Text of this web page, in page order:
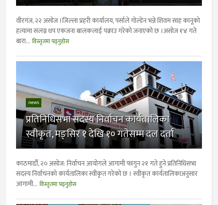
वीरगंज, २२ असोज ।जिल्ला प्रहरी कार्यालय, पर्साले गोल्डेन भन्ने शिवम साह कानूको
हत्यामा संलग्न थप एकजना बालकलाई पक्राउ गरेको जनाएको छ ।असोज १४ गते
बारा... विस्तृतमा पढ्नुहोस
news
प्रतिनिधिसभा सदस्य निर्वाचन कार्यतालिका
स्वीकृत, मङ्सिर १ देखि १० गतेसम्म दल दर्ता
काठमाडौँ, २० असोज: निर्वाचन आयोगले आगामी फागुन २१ गते हुने प्रतिनिधिसभा
सदस्य निर्वाचनको कार्यतालिका स्वीकृत गरेको छ । स्वीकृत कार्यतालिकाअनुसार
आगामी... विस्तृतमा पढ्नुहोस